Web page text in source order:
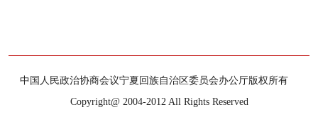
中国人民政治协商会议宁夏回族自治区委员会办公厅版权所有
Copyright@ 2004-2012 All Rights Reserved